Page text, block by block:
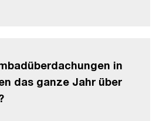
in
das ganze Jahr über